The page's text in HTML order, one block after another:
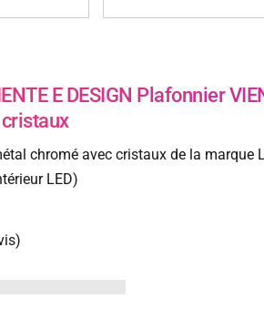
E DESIGN Plafonnier
chromé avec cristaux de la marque
LED)